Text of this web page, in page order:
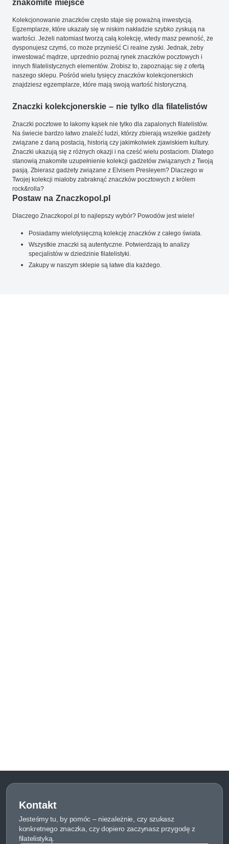
znakomite miejsce
Kolekcjonowanie znaczków często staje się poważną inwestycją.
Egzemplarze, które ukazały się w niskim nakładzie szybko zyskują na
wartości. Jeżeli natomiast tworzą całą kolekcję, wtedy masz pewność, że
dysponujesz czymś, co może przynieść Ci realne zyski. Jednak, żeby
inwestować mądrze, uprzednio poznaj rynek znaczków pocztowych i
innych filatelistycznych elementów. Zrobisz to, zapoznając się z ofertą
naszego sklepu. Pośród wielu tysięcy znaczków kolekcjonerskich
znajdziesz egzemplarze, które mają swoją wartość historyczną.
Znaczki kolekcjonerskie – nie tylko dla filatelistów
Znaczki pocztowe to łakomy kąsek nie tylko dla zapalonych filatelistów.
Na świecie bardzo łatwo znaleźć ludzi, którzy zbierają wszelkie gadżety
związane z daną postacią, historią czy jakimkolwiek zjawiskiem kultury.
Znaczki ukazują się z różnych okazji i na cześć wielu postaciom. Dlatego
stanowią znakomite uzupełnienie kolekcji gadżetów związanych z Twoją
pasją. Zbierasz gadżety związane z Elvisem Presleyem? Dlaczego w
Twojej kolekcji miałoby zabraknąć znaczków pocztowych z królem
rock&rolla?
Postaw na Znaczkopol.pl
Dlaczego Znaczkopol.pl to najlepszy wybór? Powodów jest wiele!
Posiadamy wielotysięczną kolekcję znaczków z całego świata.
Wszystkie znaczki są autentyczne. Potwierdzają to analizy
specjalistów w dziedzinie filatelistyki.
Zakupy w naszym sklepie są łatwe dla każdego.
Kontakt
Jesteśmy tu, by pomóc – niezależnie, czy szukasz
konkretnego znaczka, czy dopiero zaczynasz przygodę z
filatelistyką.